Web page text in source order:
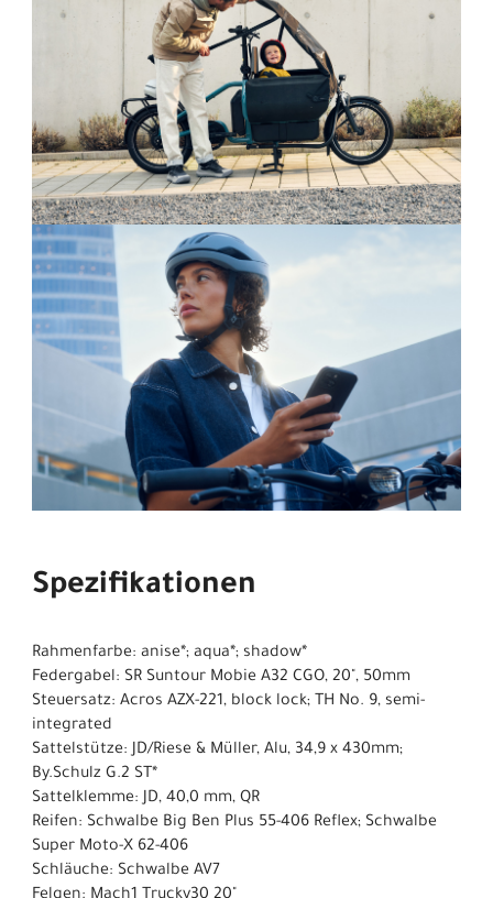
Spezifikationen
Rahmenfarbe: anise*; aqua*; shadow*
Federgabel: SR Suntour Mobie A32 CGO, 20", 50mm
Steuersatz: Acros AZX-221, block lock; TH No. 9, semi-
integrated
Sattelstütze: JD/Riese & Müller, Alu, 34,9 x 430mm;
By.Schulz G.2 ST*
Sattelklemme: JD, 40,0 mm, QR
Reifen: Schwalbe Big Ben Plus 55-406 Reflex; Schwalbe
Super Moto-X 62-406
Schläuche: Schwalbe AV7